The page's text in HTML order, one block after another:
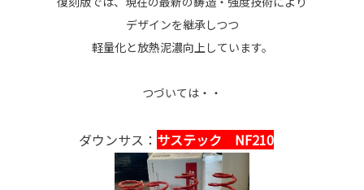
デザインを継承しつつ
軽量化と放熱泥濃向上しています。
つづいては・・
ダウンサス： サステック NF210